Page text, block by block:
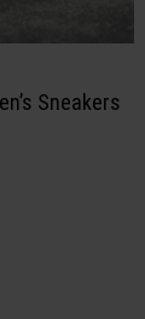
Sneakers